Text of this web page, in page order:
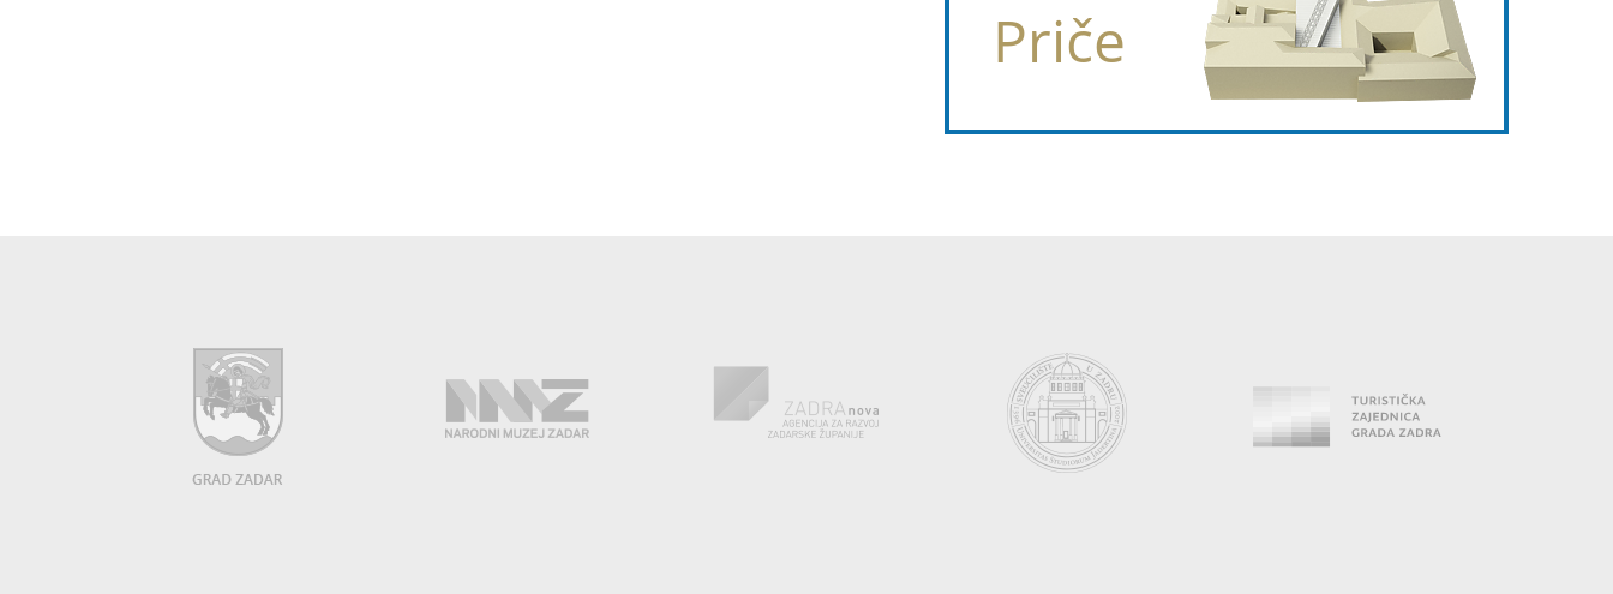
Priče